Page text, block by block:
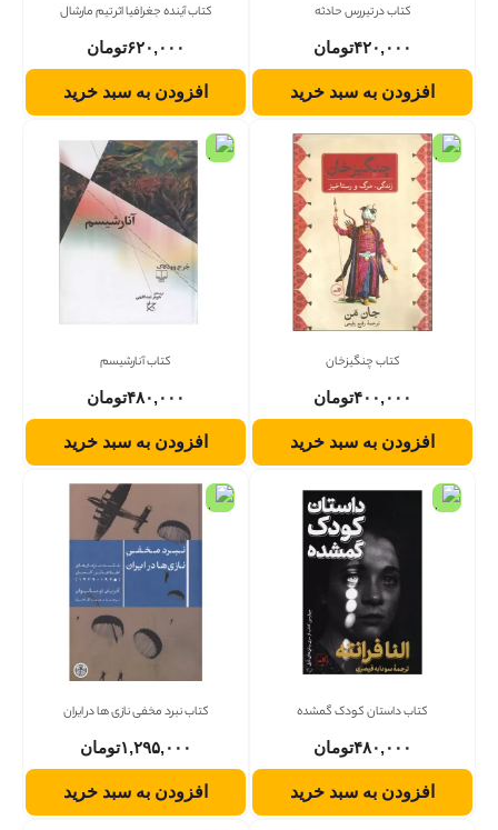
کتاب در تیررس حادثه
۴۲۰,۰۰۰تومان
افزودن به سبد خرید
کتاب آینده جغرافیا اثر تیم مارشال
۶۲۰,۰۰۰تومان
افزودن به سبد خرید
کتاب چنگیزخان
۴۰۰,۰۰۰تومان
افزودن به سبد خرید
کتاب آنارشیسم
۴۸۰,۰۰۰تومان
افزودن به سبد خرید
کتاب داستان کودک گمشده
۴۸۰,۰۰۰تومان
افزودن به سبد خرید
کتاب نبرد مخفی نازی ها در ایران
۱,۲۹۵,۰۰۰تومان
افزودن به سبد خرید